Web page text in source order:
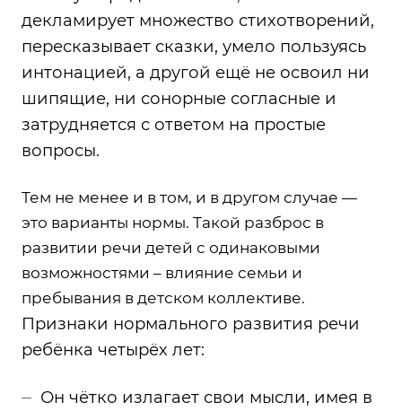
декламирует множество стихотворений,
пересказывает сказки, умело пользуясь
интонацией, а другой ещё не освоил ни
шипящие, ни сонорные согласные и
затрудняется с ответом на простые
вопросы.
Тем не менее и в том, и в другом случае —
это варианты нормы. Такой разброс в
развитии речи детей с одинаковыми
возможностями – влияние семьи и
пребывания в детском коллективе.
Признаки нормального развития речи
ребёнка четырёх лет:
Он чётко излагает свои мысли, имея в